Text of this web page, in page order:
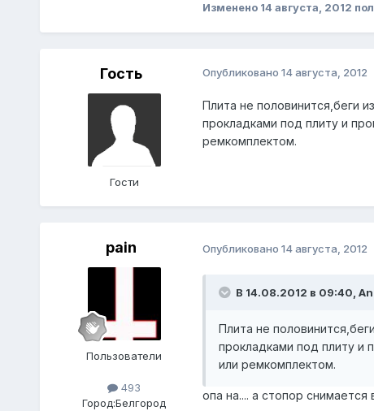
Изменено 14 августа, 2012
Гость
Гости
Опубликовано 14 августа, 2012
Плита не половинится,беги
прокладками под плиту и
ремкомплектом.
pain
Пользователи
493
Город:Белгород
Опубликовано 14 августа, 2012
В 14.08.2012 в 09:40,
Плита не
прокладками под плиту и
или ремкомплектом.
опа на.... а стопор